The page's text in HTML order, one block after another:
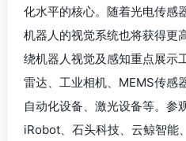
化水平的核心。随着光电传感
机器人的视觉系统也将获得更
绕机器人视觉及感知重点展示
雷达、工业相机、MEMS传感
自动化设备、激光设备等。参
iRobot、石头科技、云鲸智能